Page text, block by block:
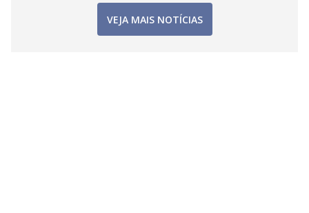
VEJA MAIS NOTÍCIAS